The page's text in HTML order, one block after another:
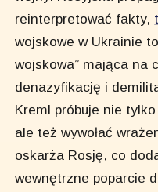
reinterpretować fakty,
wojskowe w Ukrainie
wojskowa” mająca na
denazyfikację i
Kreml próbuje nie
ale też wywołać
oskarża Rosję, co
wewnętrzne poparcie